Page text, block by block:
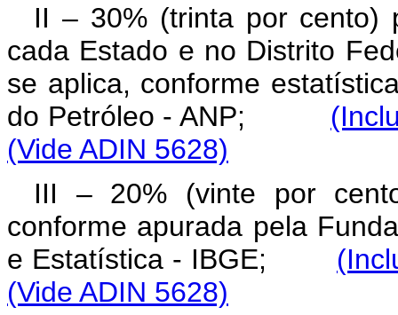
II – 30% (trinta por cento)
cada Estado e no Distrito
se aplica, conforme
do Petróleo - ANP;
(Vide ADIN 5628)
III – 20% (vinte por
conforme apurada pela
e Estatística - IBGE;
(Vide ADIN 5628)